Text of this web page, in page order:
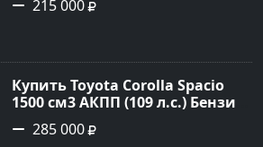
Серый Седан 2014 года по цене
215 000
Купить Toyota Corolla Spacio
1500 см3 АКПП (109 л.с.) Бензин
инжектор в Новороссийск:
цвет синий Минивэн 2002 года
285 000